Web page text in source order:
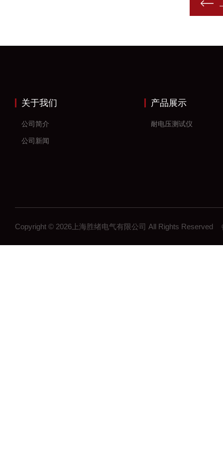
关于我们
公司简介
公司新闻
产品展示
耐电压测试仪
Copyright © 2026上海胜绪电气有限公司 All Rights Reserved